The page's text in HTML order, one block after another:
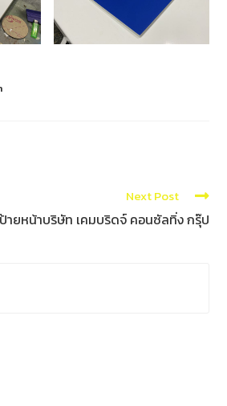
Next Post
ป้ายหน้าบริษัท เคมบริดจ์ คอนซัลทิ่ง กรุ๊ป